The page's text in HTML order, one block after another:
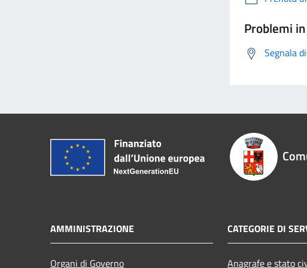
Problemi
Segnala
AMMINISTRAZIONE
Organi di Governo
CATEGORIE DI
Anagrafe e stato